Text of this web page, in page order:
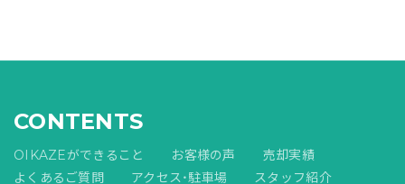
CONTENTS
OIKAZEができること お客様の声
売却実績
よくあるご質問
アクセス・駐車場 スタッフ紹介